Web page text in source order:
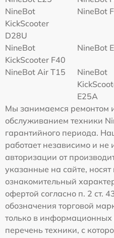
NineBot
KickScooter
D28U
NineBot
NineBot
KickScooter F40
NineBot
NineBot Air T15
NineBot
E25A
Мы занимаемся ремонтом
обслуживанием техники
гарантийного периода.
работает независимо и
авторизации от
указанные на сайте,
ознакомительный
офертой согласно п. 2 ст.
обозначения торговой
только в информационных
перечень техники, с